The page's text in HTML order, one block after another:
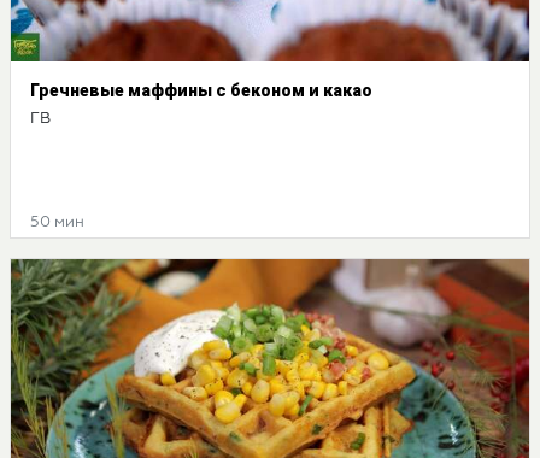
Гречневые маффины с беконом и какао
ГВ
50 мин